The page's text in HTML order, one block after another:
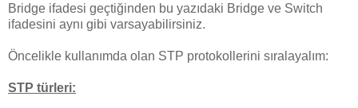
Bridge ifadesi geçtiğinden bu yazıdaki Bridge ve Switch
ifadesini aynı gibi varsayabilirsiniz.
Öncelikle kullanımda olan STP protokollerini sıralayalım:
STP türleri: